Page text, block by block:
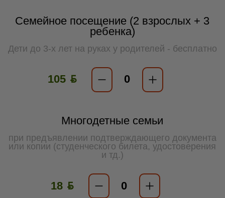
Семейное посещение (2 взрослых + 3
ребенка)
Дети до 3-х лет на руках у родителей - бесплатно
105 ƃ
Многодетные семьи
при предъявлении подтверждающего документа
или копии (студенческого билета, удостоверения
и тд.)
18 ƃ